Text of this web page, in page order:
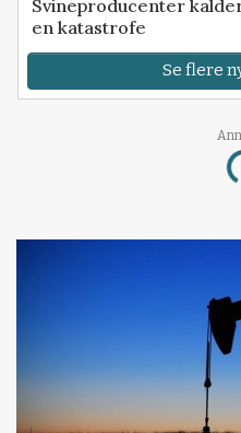
Svineproducenter
en katastrofe
Se flere